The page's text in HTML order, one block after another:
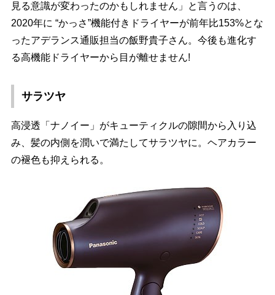
見る意識が変わったのかもしれません」と言うのは、
2020年に “かっさ”機能付きドライヤーが前年比153%とな
ったアデランス通販担当の飯野貴子さん。今後も進化す
る高機能ドライヤーから目が離せません!
サラツヤ
高浸透「ナノイー」がキューティクルの隙間から入り込
み、髪の内側を潤いで満たしてサラツヤに。ヘアカラー
の褪色も抑えられる。